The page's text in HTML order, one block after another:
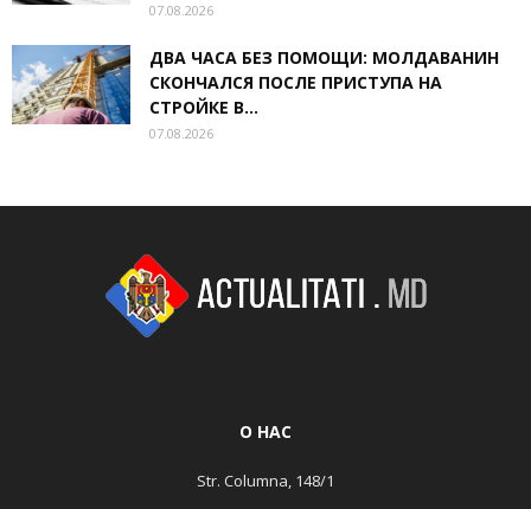
07.08.2026
ДВА ЧАСА БЕЗ ПОМОЩИ: МОЛДАВАНИН
СКОНЧАЛСЯ ПОСЛЕ ПРИСТУПА НА
СТРОЙКЕ В...
07.08.2026
О НАС
Str. Columna, 148/1